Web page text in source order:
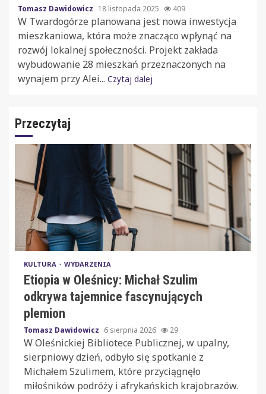
Tomasz Dawidowicz 18 listopada 2025 409
W Twardogórze planowana jest nowa inwestycja
mieszkaniowa, która może znacząco wpłynąć na
rozwój lokalnej społeczności. Projekt zakłada
wybudowanie 28 mieszkań przeznaczonych na
wynajem przy Alei... Czytaj dalej
Przeczytaj
KULTURA WYDARZENIA
Etiopia w Oleśnicy: Michał Szulim
odkrywa tajemnice fascynujących
plemion
Tomasz Dawidowicz 6 sierpnia 2026 29
W Oleśnickiej Bibliotece Publicznej, w upalny,
sierpniowy dzień, odbyło się spotkanie z
Michałem Szulimem, które przyciągnęło
miłośników podróży i afrykańskich krajobrazów.